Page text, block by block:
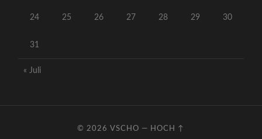
24 25 26 27 28 29 30
31
« Juli
© 2026VSCHO — HOCH ↑